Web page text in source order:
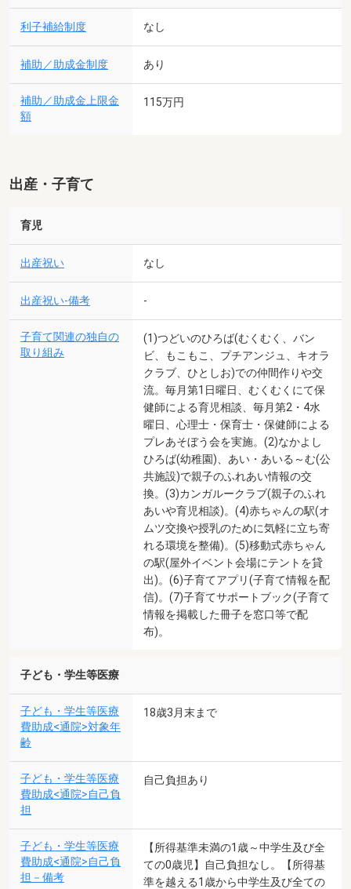
利子補給制度 なし
補助／助成金制度 あり
補助／助成金上限金
額
115万円
出産・子育て
育児
出産祝い なし
出産祝い-備考 -
子育て関連の独自の
取り組み
(1)つどいのひろば(むくむく、バン
ビ、もこもこ、プチアンジュ、キオラ
クラブ、ひとしお)での仲間作りや交
流。毎月第1日曜日、むくむくにて保
健師による育児相談、毎月第2・4水
曜日、心理士・保育士・保健師による
プレあそぼう会を実施。(2)なかよし
ひろば(幼稚園)、あい・あいる～む(公
共施設)で親子のふれあい情報の交
換。(3)カンガルークラブ(親子のふれ
あいや育児相談)。(4)赤ちゃんの駅(オ
ムツ交換や授乳のために気軽に立ち寄
れる環境を整備)。(5)移動式赤ちゃん
の駅(屋外イベント会場にテントを貸
出)。(6)子育てアプリ(子育て情報を配
信)。(7)子育てサポートブック(子育て
情報を掲載した冊子を窓口等で配
布)。
子ども・学生等医療
子ども・学生等医療
費助成<通院>対象年
齢
18歳3月末まで
子ども・学生等医療
費助成<通院>自己負
担
自己負担あり
子ども・学生等医療
費助成<通院>自己負
担－備考
【所得基準未満の1歳～中学生及び全
ての0歳児】自己負担なし。【所得基
準を越える1歳から中学生及び全ての